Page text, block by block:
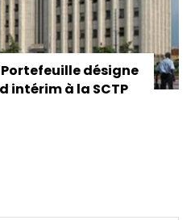
désigne
intérim à la SCTP